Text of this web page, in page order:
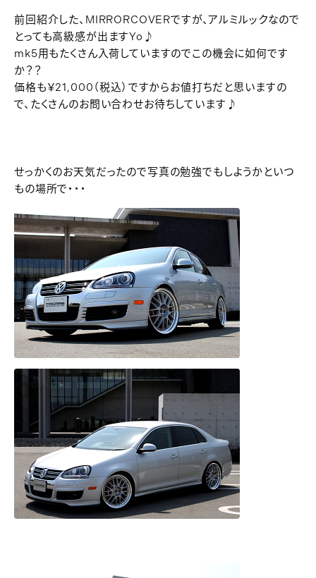
前回紹介した、MIRRORCOVERですが、アルミルックなので
とっても高級感が出ますYo♪
mk5用もたくさん入荷していますのでこの機会に如何です
か？？
価格も￥21,000（税込）ですからお値打ちだと思いますの
で、たくさんのお問い合わせお待ちしています♪
せっかくのお天気だったので写真の勉強でもしようかといつ
もの場所で・・・